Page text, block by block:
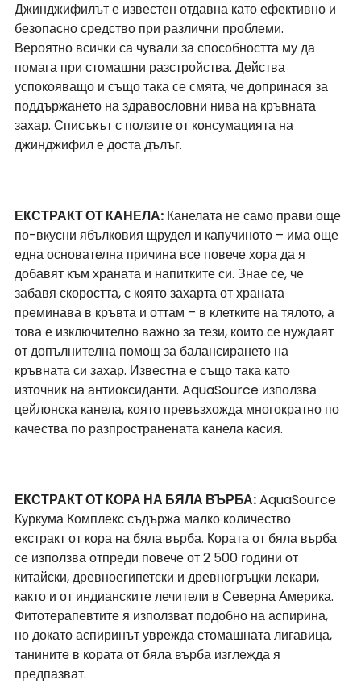
Джинджифилът е известен отдавна като ефективно и
безопасно средство при различни проблеми.
Вероятно всички са чували за способността му да
помага при стомашни разстройства. Действа
успокояващо и също така се смята, че допринася за
поддържането на здравословни нива на кръвната
захар. Списъкът с ползите от консумацията на
джинджифил е доста дълъг.
ЕКСТРАКТ ОТ КАНЕЛА: Канелата не само прави още
по-вкусни ябълковия щрудел и капучиното – има още
една основателна причина все повече хора да я
добавят към храната и напитките си. Знае се, че
забавя скоростта, с която захарта от храната
преминава в кръвта и оттам – в клетките на тялото, а
това е изключително важно за тези, които се нуждаят
от допълнителна помощ за балансирането на
кръвната си захар. Известна е също така като
източник на антиоксиданти. AquaSource използва
цейлонска канела, която превъзхожда многократно по
качества по разпространената канела касия.
ЕКСТРАКТ ОТ КОРА НА БЯЛА ВЪРБА: AquaSource
Куркума Комплекс съдържа малко количество
екстракт от кора на бяла върба. Кората от бяла върба
се използва отпреди повече от 2 500 години от
китайски, древноегипетски и древногръцки лекари,
както и от индианските лечители в Северна Америка.
Фитотерапевтите я използват подобно на аспирина,
но докато аспиринът уврежда стомашната лигавица,
танините в кората от бяла върба изглежда я
предпазват.